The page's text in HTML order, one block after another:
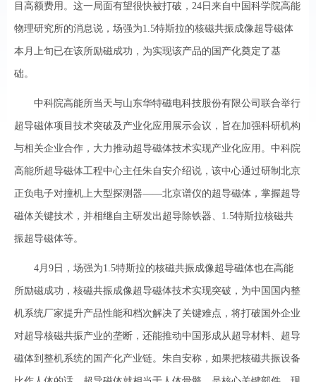
目高额费用。这一局面有望很快被打破，24日来自中国科学院高能
物理研究所的消息说，场强为1.5特斯拉的核磁共振成像超导磁体
本月上旬已在该所励磁成功，为实现该产品的国产化奠定了基
础。
中科院高能所当天与山东华特磁电科技股份有限公司联合举行
超导磁体项目技术突破及产业化应用展示会议，旨在加强科研机构
与相关企业合作，大力推动超导磁体技术实现产业化应用。中科院
高能所超导磁体工程中心主任朱自安介绍说，该中心通过研制北京
正负电子对撞机上大型探测器——北京谱仪的超导磁体，掌握超导
磁体关键技术，并相继自主研发出超导除铁器、1.5特斯拉核磁共
振超导磁体等。
4月9日，场强为1.5特斯拉的核磁共振成像超导磁体也在高能
所励磁成功，核磁共振成像超导磁体技术实现突破，为中国国内整
机系统厂家提升产品性能和档次解决了关键难点，将打破国外企业
对超导核磁共振产业的垄断，还能推动中国形成从超导材料、超导
磁体到整机系统的国产化产业链。朱自安称，如果把核磁共振设备